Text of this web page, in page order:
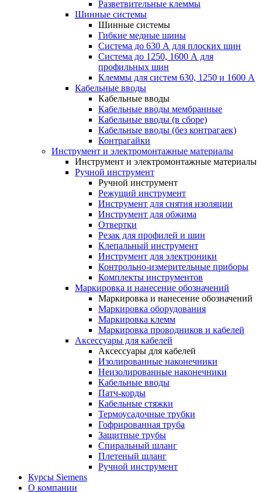
Разветвительные клеммы
Шинные системы
Шинные системы
Гибкие медные шины
Система до 630 А для плоских шин
Система до 1250, 1600 А для
профильных шин
Клеммы для систем 630, 1250 и 1600 А
Кабельные вводы
Кабельные вводы
Кабельные вводы мембранные
Кабельные вводы (в сборе)
Кабельные вводы (без контрагаек)
Контрагайки
Инструмент и электромонтажные материалы
Инструмент и электромонтажные материалы
Ручной инструмент
Ручной инструмент
Режущий инструмент
Инструмент для снятия изоляции
Инструмент для обжима
Отвертки
Резак для профилей и шин
Клепальный инструмент
Инструмент для электроники
Контрольно-измерительные приборы
Комплекты инструментов
Маркировка и нанесение обозначений
Маркировка и нанесение обозначений
Маркировка оборудования
Маркировка клемм
Маркировка проводников и кабелей
Аксессуары для кабелей
Аксессуары для кабелей
Изолированные наконечники
Неизолированные наконечники
Кабельные вводы
Патч-корды
Кабельные стяжки
Термоусадочные трубки
Гофрированная труба
Защитные трубы
Спиральный шланг
Плетеный шланг
Ручной инструмент
Курсы Siemens
О компании